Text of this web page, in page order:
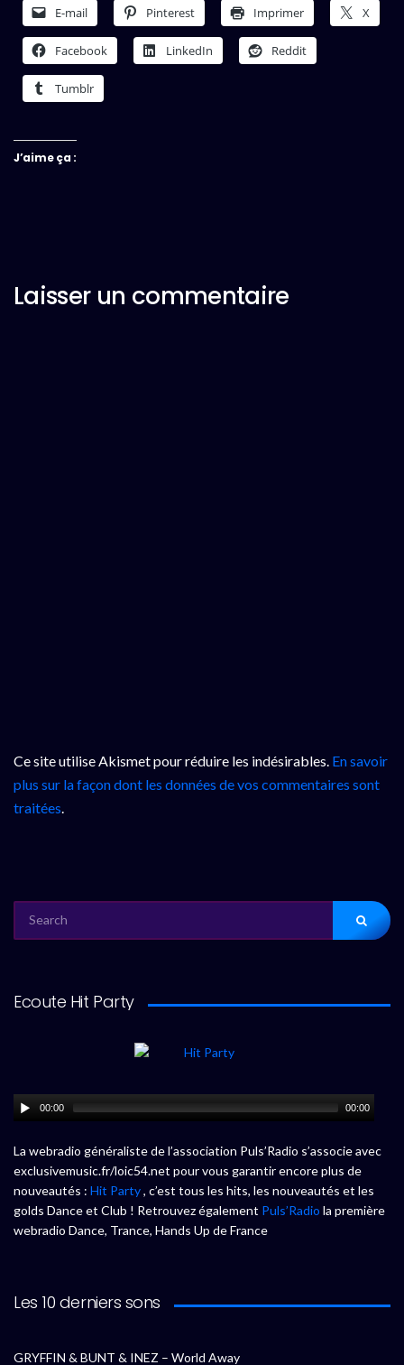
E-mail Pinterest Imprimer X
Facebook LinkedIn Reddit
Tumblr
J’aime ça :
Laisser un commentaire
Ce site utilise Akismet pour réduire les indésirables. En savoir
plus sur la façon dont les données de vos commentaires sont
traitées.
FOR:
Ecoute Hit Party
00:00 00:00
La webradio généraliste de l’association Puls’Radio s’associe avec
exclusivemusic.fr/loic54.net pour vous garantir encore plus de
nouveautés : Hit Party, c’est tous les hits, les nouveautés et les
golds Dance et Club ! Retrouvez également Puls’Radio la première
webradio Dance, Trance, Hands Up de France
Les 10 derniers sons
GRYFFIN & BUNT & INEZ – World Away